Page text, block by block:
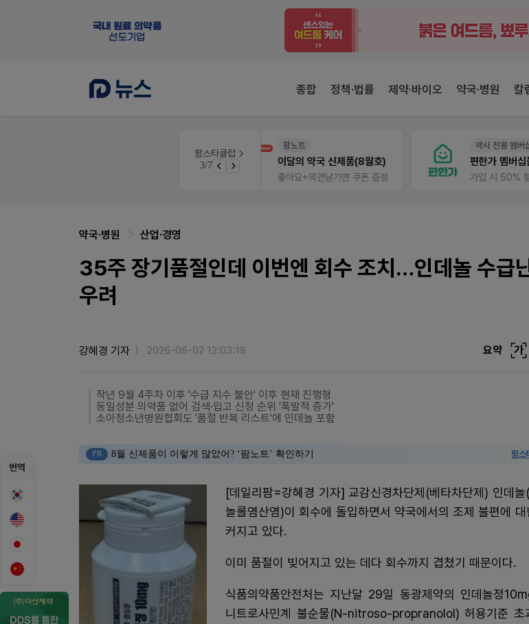
종합 정책·법률 제약·바이오 약국·병원 칼
팜스타클럽
3/7
이달의 약국 신제품(8월호) 편한가 멤버십몰
가입 시 50% 할인 쿠폰+적립금까지!
약
JW
번역
약국·병원 산업·경영
35주 장기품절인데 이번엔 회수 조치…인데놀 수급
우려
강혜경 기자 2026-06-02 12:03:18 요약 가
작년 9월 4주차 이후 '수급 지수 불안' 이후 현재 진행형
동일성분 의약품 없어 검색·입고 신청 순위 '폭발적 증가'
소아청소년병원협회도 '품절 반복 리스트'에 인데놀 포함
PR 8월 신제품이 이렇게 많았어? ‘팜노트’ 확인하기 팜스
[데일리팜=강혜경 기자] 교감신경차단제(베타차단제) 인데놀
놀롤염산염)이 회수에 돌입하면서 약국에서의 조제 불편에
커지고 있다.
이미 품절이 빚어지고 있는 데다 회수까지 겹쳤기 때문이다.
식품의약품안전처는 지난달 29일 동광제약의 인데놀정
니트로사민계 불순물(N-nitroso-propranolol) 허용기준 초